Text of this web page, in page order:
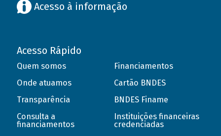
Acesso à informação
Acesso Rápido
Quem somos
Onde atuamos
Transparência
Consulta a
financiamentos
Financiamentos
Cartão BNDES
BNDES Finame
Instituições financeiras
credenciadas